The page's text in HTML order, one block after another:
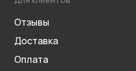
Отзывы
Доставка
Оплата